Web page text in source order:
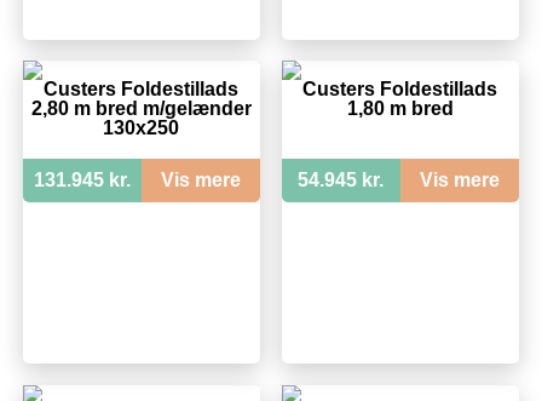
Custers Foldestillads
2,80 m bred m/gelænder
130x250
131.945 kr. Vis mere
Custers Foldestillads
1,80 m bred
54.945 kr. Vis mere